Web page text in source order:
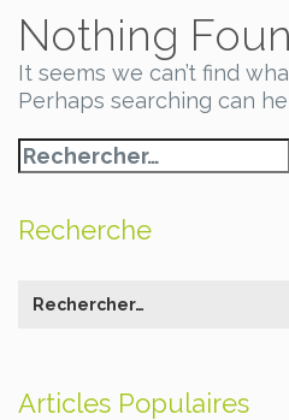
Nothing
It seems we can’t find
Perhaps searching can
Rechercher :
Recherche
Articles Populaires